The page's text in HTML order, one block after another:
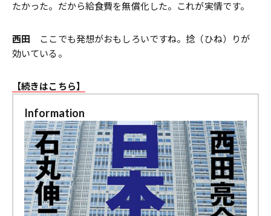
たかった。だから給食費を無償化した。これが実情です。
西田
ここでも発想がおもしろいですね。捻（ひね）りが
効いている。
【続きはこちら】
Information